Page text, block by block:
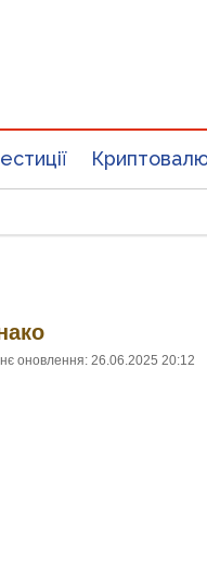
оновлення: 26.06.2025 20:12